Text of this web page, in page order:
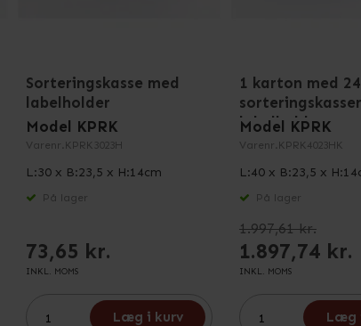
Sorteringskasse med
labelholder
Model KPRK
Varenr. KPRK3023H
L:30 x B:23,5 x H:14cm
På lager
73,65 kr.
INKL. MOMS
Læg i kurv
1 karton med 24
labelholdere
Model KPRK
Varenr. KPRK4023HK
L:40 x B:23,5 x
På lager
1.997,61 kr.
1.897,74 kr.
INKL. MOMS
Læg